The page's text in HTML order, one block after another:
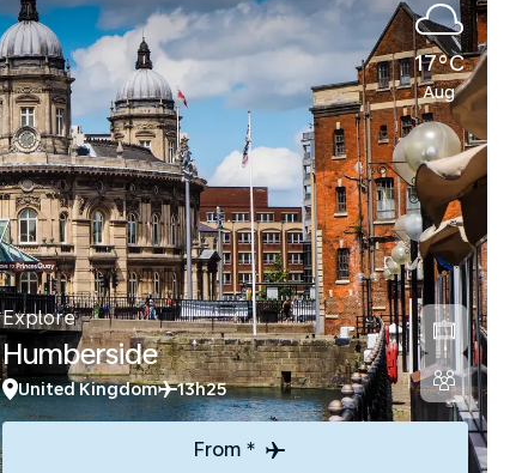
17°C
Aug
Explore
Humberside
United Kingdom 13h25
From *